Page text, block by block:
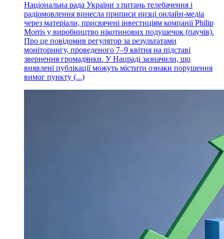
Національна рада України з питань телебачення і
радіомовлення винесла приписи низці онлайн-медіа
через матеріали, присвячені інвестиціям компанії Philip
Morris у виробництво нікотинових подушечок (паучів).
Про це повідомив регулятор за результатами
моніторингу, проведеного 7–9 квітня на підставі
звернення громадянки. У Нацраді зазначили, що
виявлені публікації можуть містити ознаки порушення
вимог пункту (...)